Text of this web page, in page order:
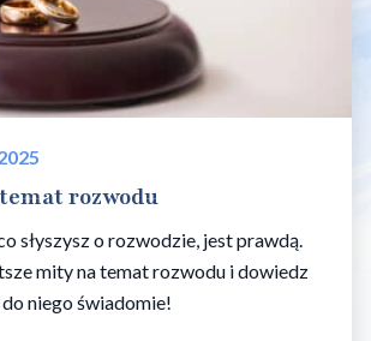
rozwodu
słyszysz o rozwodzie, jest prawdą.
mity na temat rozwodu i dowiedz
niego świadomie!